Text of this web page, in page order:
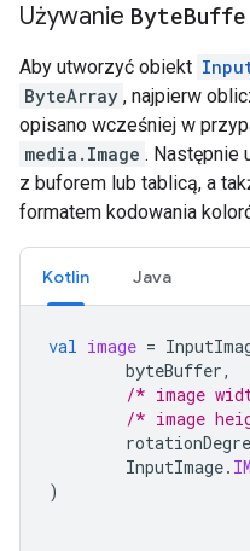
Używanie Byte
Aby utworzyć obiekt
ByteArray , najpierw
opisano wcześniej w
media.Image . Następnie
z buforem lub tablicą, a
formatem kodowania
Kotlin Java
val image =
byteBuffer,
/* image
/* image
InputImage.
)